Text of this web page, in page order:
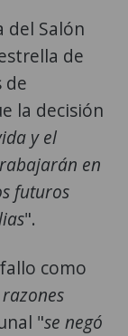
Salón
de
de
la decisión
y el
en
futuros
".
como
"se negó